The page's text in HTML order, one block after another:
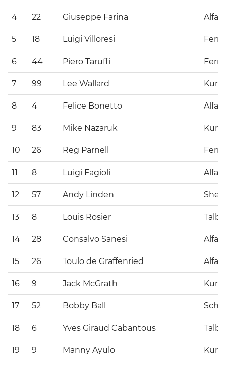
4 22 Giuseppe Farina Alfa
5 18 Luigi Villoresi
6 44 Piero Taruffi
7 99 Lee Wallard
8 4 Felice Bonetto Alfa
9 83 Mike Nazaruk
10 26 Reg Parnell
11 8 Luigi Fagioli Alfa
12 57 Andy Linden
13 8 Louis Rosier
14 28 Consalvo Sanesi Alfa
15 26 Toulo de Graffenried Alfa
16 9 Jack McGrath
17 52 Bobby Ball
18 6 Yves Giraud Cabantous
19 9 Manny Ayulo